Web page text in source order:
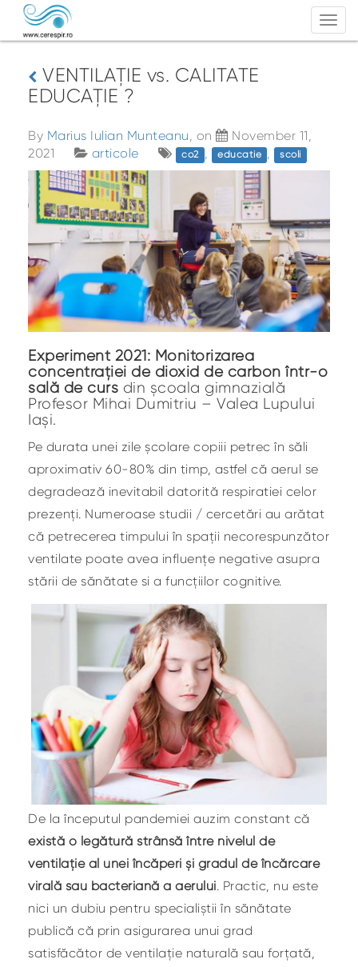
VENTILAȚIE vs. CALITATE
EDUCAȚIE ?
By Marius Iulian Munteanu, on
November 11,
2021
articole co2 , educatie , scoli
Experiment 2021: Monitorizarea
concentrației de dioxid de carbon într-o
sală de curs din școala gimnazială
Profesor Mihai Dumitriu – Valea Lupului
Iași.
Pe durata unei zile școlare copiii petrec în săli
aproximativ 60-80% din timp, astfel că aerul se
degradează inevitabil datorită respiratiei celor
prezenți. Numeroase studii / cercetări au arătat
că petrecerea timpului în spații necorespunzător
ventilate poate avea influențe negative asupra
stării de sănătate si a funcțiilor cognitive.
De la începutul pandemiei auzim constant că
există o legătură strânsă între nivelul de
ventilație al unei încăperi și gradul de încărcare
virală sau bacteriană a aerului. Practic, nu este
nici un dubiu pentru specialiștii în sănătate
publică că prin asigurarea unui grad
satisfăcător de ventilație naturală sau forțată,